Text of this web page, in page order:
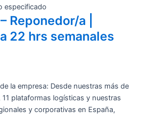
especificado
Reponedor/a |
22 hrs semanales
la empresa: Desde nuestras más de
plataformas logísticas y nuestras
y corporativas en España,